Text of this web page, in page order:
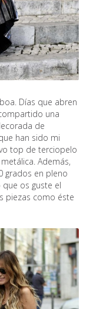
Días que abren
una
de
han sido mi
top de terciopelo
Además,
grados en pleno
que os guste el
piezas como éste